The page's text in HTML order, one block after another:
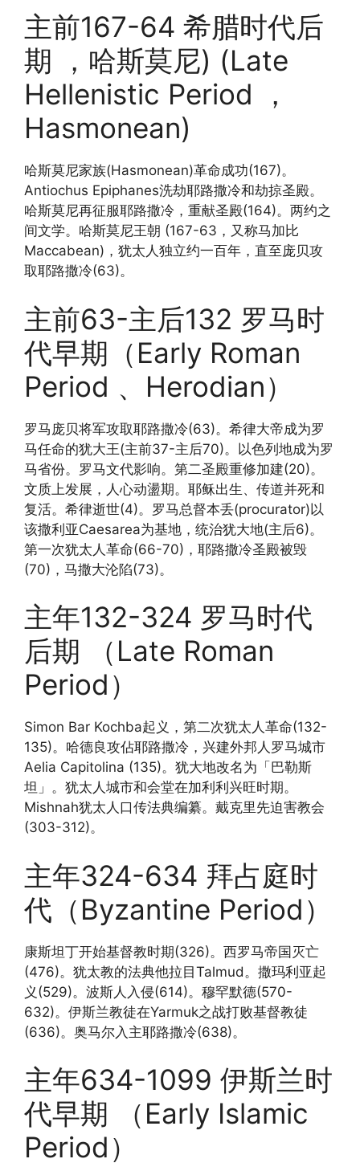
主前167-64 希腊时代后
期 ，哈斯莫尼) (Late
Hellenistic Period ，
Hasmonean)
哈斯莫尼家族(Hasmonean)革命成功(167)。
Antiochus Epiphanes洗劫耶路撒冷和劫掠圣殿。
哈斯莫尼再征服耶路撒冷，重献圣殿(164)。两约之
间文学。哈斯莫尼王朝 (167-63，又称马加比
Maccabean)，犹太人独立约一百年，直至庞贝攻
取耶路撒冷(63)。
主前63-主后132 罗马时
代早期（Early Roman
Period 、Herodian）
罗马庞贝将军攻取耶路撒冷(63)。希律大帝成为罗
马任命的犹大王(主前37-主后70)。以色列地成为罗
马省份。罗马文代影响。第二圣殿重修加建(20)。
文质上发展，人心动盪期。耶稣出生、传道并死和
复活。希律逝世(4)。罗马总督本丢(procurator)以
该撒利亚Caesarea为基地，统治犹大地(主后6)。
第一次犹太人革命(66-70)，耶路撒冷圣殿被毁
(70)，马撒大沦陷(73)。
主年132-324 罗马时代
后期 （Late Roman
Period）
Simon Bar Kochba起义，第二次犹太人革命(132-
135)。哈德良攻佔耶路撒冷，兴建外邦人罗马城市
Aelia Capitolina (135)。犹大地改名为「巴勒斯
坦」。犹太人城市和会堂在加利利兴旺时期。
Mishnah犹太人口传法典编纂。戴克里先迫害教会
(303-312)。
主年324-634 拜占庭时
代（Byzantine Period）
康斯坦丁开始基督教时期(326)。西罗马帝国灭亡
(476)。犹太教的法典他拉目Talmud。撒玛利亚起
义(529)。波斯人入侵(614)。穆罕默德(570-
632)。伊斯兰教徒在Yarmuk之战打败基督教徒
(636)。奥马尔入主耶路撒冷(638)。
主年634-1099 伊斯兰时
代早期 （Early Islamic
Period）